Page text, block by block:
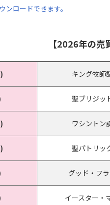
ロードできます。
【2026年の売
キング牧師
聖ブリジッ
ワシントン
聖パトリッ
グッド・フ
イースター・